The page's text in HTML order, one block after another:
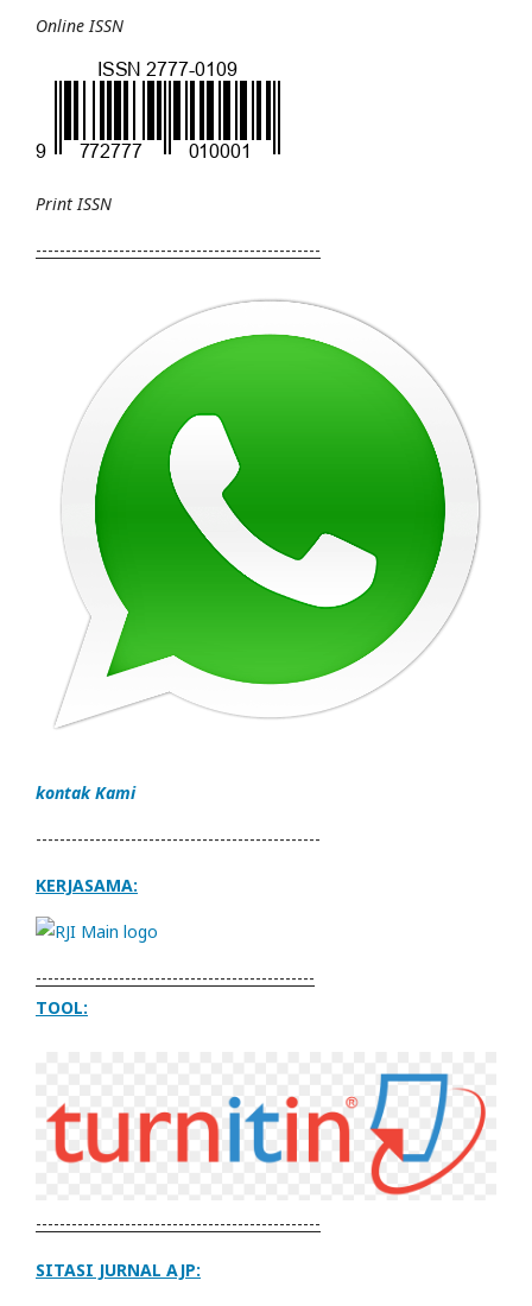
Online ISSN
PrintISSN
------------------------------------------------
kontak Kami
------------------------------------------------
KERJASAMA:
-----------------------------------------------
TOOL:
------------------------------------------------
SITASI JURNAL AJP: